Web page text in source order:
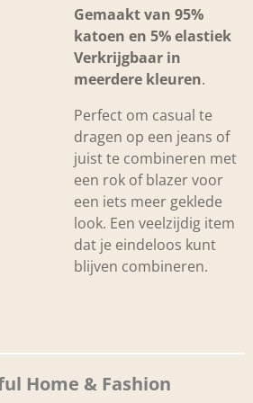
Gemaakt van 95%
katoen en 5% elastiek
Verkrijgbaar in
meerdere kleuren.
Perfect om casual te
dragen op een jeans of
juist te combineren met
een rok of blazer voor
een iets meer geklede
look. Een veelzijdig item
dat je eindeloos kunt
blijven combineren.
Home & Fashion